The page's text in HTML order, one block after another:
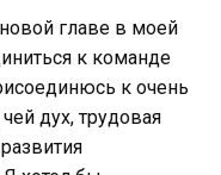
главе в моей
к команде
к очень
дух, трудовая